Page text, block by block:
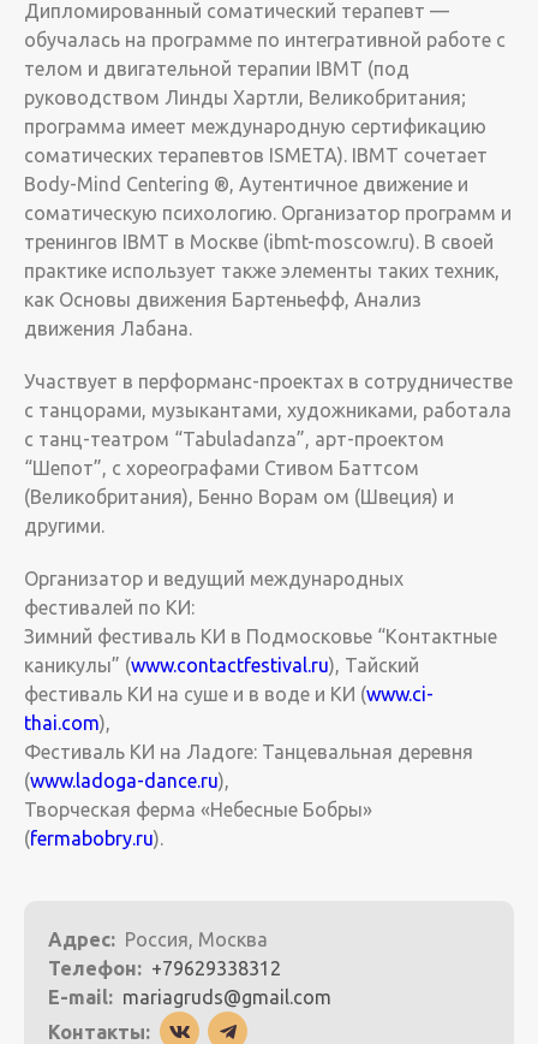
Дипломированный соматический терапевт —
обучалась на программе по интегративной работе с
телом и двигательной терапии IBMT (под
руководством Линды Хартли, Великобритания;
программа имеет международную сертификацию
соматических терапевтов ISMETA). IBMT сочетает
Body-Mind Centering ®, Аутентичное движение и
соматическую психологию. Организатор программ и
тренингов IBMT в Москве (ibmt-moscow.ru). В своей
практике использует также элементы таких техник,
как Основы движения Бартеньефф, Анализ
движения Лабана.
Участвует в перформанс-проектах в сотрудничестве
с танцорами, музыкантами, художниками, работала
с танц-театром “Tabuladanza”, арт-проектом
“Шепот”, с хореографами Стивом Баттсом
(Великобритания), Бенно Ворам ом (Швеция) и
другими.
Организатор и ведущий международных
фестивалей по КИ:
Зимний фестиваль КИ в Подмосковье “Контактные
каникулы” (www.contactfestival.ru), Тайский
фестиваль КИ на суше и в воде и КИ (www.ci-
thai.com),
Фестиваль КИ на Ладоге: Танцевальная деревня
(www.ladoga-dance.ru),
Творческая ферма «Небесные Бобры»
(fermabobry.ru).
Адрес: Россия, Москва
Телефон: +79629338312
E-mail: mariagruds@gmail.com
Контакты: